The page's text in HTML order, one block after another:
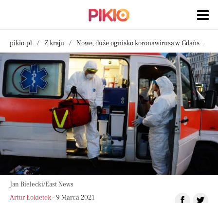
pikio.pl Z kraju Nowe, duże ognisko koronawirusa w Gdańsku. Zakażonych prawie 80 osób w schronisku dla bezdomnych
Jan Bielecki/East News
Artur Łokietek- 9 Marca 2021